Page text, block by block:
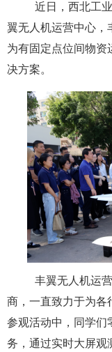
近日，西北工
翼无人机运营中心，
为有固定点位间物资
决方案。
丰翼无人机运
商，一直致力于为各
参观活动中，同学们
务，通过实时大屏观